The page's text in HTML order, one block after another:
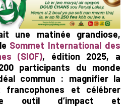
une matinée grandiose,
Sommet International des
(SIOF), édition 2025, a
participants du monde
commun : magnifier la
et célébrer
outil d’impact et